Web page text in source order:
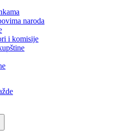
naroda
i komisije